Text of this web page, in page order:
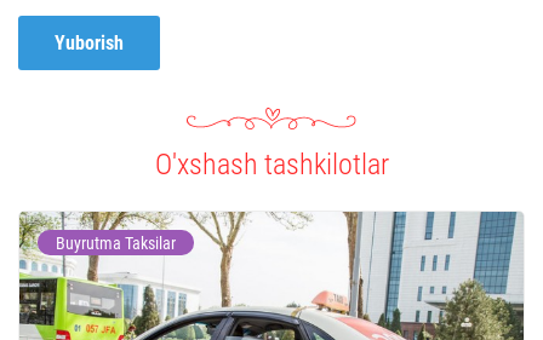
Yuborish
O'xshash tashkilotlar
Buyrutma Taksilar